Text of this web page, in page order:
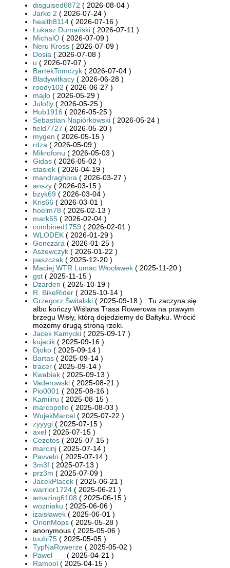
disguised6872 ( 2026-08-04 )
Jarko 2 ( 2026-07-24 )
health8114 ( 2026-07-16 )
Łukasz Dumański ( 2026-07-11 )
MichalO ( 2026-07-09 )
Neru Kross ( 2026-07-09 )
Dosia ( 2026-07-08 )
u ( 2026-07-07 )
BartekTomczyk ( 2026-07-04 )
Bladywitkacy ( 2026-06-28 )
roody102 ( 2026-06-27 )
majlo ( 2026-05-29 )
Julofly ( 2026-05-25 )
Hub1916 ( 2026-05-25 )
Sebastian Napiórkowski ( 2026-05-24 )
field7727 ( 2026-05-20 )
mygen ( 2026-05-15 )
rdza ( 2026-05-09 )
Mikrofonu ( 2026-05-03 )
Gidas ( 2026-05-02 )
stasiek ( 2026-04-19 )
mandraghora ( 2026-03-27 )
anszy ( 2026-03-15 )
bzyk69 ( 2026-03-04 )
Kris66 ( 2026-03-01 )
hoelm78 ( 2026-02-13 )
mark65 ( 2026-02-04 )
combined1759 ( 2026-02-01 )
WLODEK ( 2026-01-29 )
Gonczara ( 2026-01-25 )
Aszewczyk ( 2026-01-22 )
paszczak ( 2025-12-20 )
Maciej WTR Lumac Włocławek ( 2025-11-20 )
gst ( 2025-11-15 )
Dzarden ( 2025-10-19 )
R. BikeRider ( 2025-10-14 )
Grzegorz Świtalski ( 2025-09-18 ) : Tu zaczyna się
albo kończy Wiślana Trasa Rowerowa na prawym
brzegu Wisły, którą dojedziemy do Bałtyku. Wrócić
możemy drugą stroną rzeki.
Jacek Kamycki ( 2025-09-17 )
kujacik ( 2025-09-16 )
Djoko ( 2025-09-14 )
Bartas ( 2025-09-14 )
tracer ( 2025-09-14 )
Kwabiak ( 2025-09-13 )
Vaderowski ( 2025-08-21 )
Pio0001 ( 2025-08-16 )
Kamiiiru ( 2025-08-15 )
marcopollo ( 2025-08-03 )
WujekMarcel ( 2025-07-22 )
zyyygi ( 2025-07-15 )
axel ( 2025-07-15 )
Cezetos ( 2025-07-15 )
marcinj ( 2025-07-14 )
Pavvelo ( 2025-07-14 )
3m3f ( 2025-07-13 )
prz3m ( 2025-07-09 )
JacekPlacek ( 2025-06-21 )
warrior1724 ( 2025-06-21 )
amazing6108 ( 2025-06-15 )
wozniaku ( 2025-06-06 )
izaisławek ( 2025-06-01 )
OrionMops ( 2025-05-28 )
anonymous ( 2025-05-06 )
toubi75 ( 2025-05-05 )
TypNaRowerze ( 2025-05-02 )
Pawel___
( 2025-04-21 )
Ramool ( 2025-04-15 )